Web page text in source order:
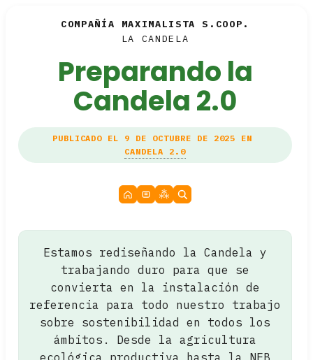
COMPAÑÍA MAXIMALISTA S.COOP.
LA CANDELA
Preparando la
Candela 2.0
PUBLICADO EL 9 DE OCTUBRE DE 2025 EN
CANDELA 2.0
Estamos rediseñando la Candela y
trabajando duro para que se
convierta en la instalación de
referencia para todo nuestro trabajo
sobre sostenibilidad en todos los
ámbitos. Desde la agricultura